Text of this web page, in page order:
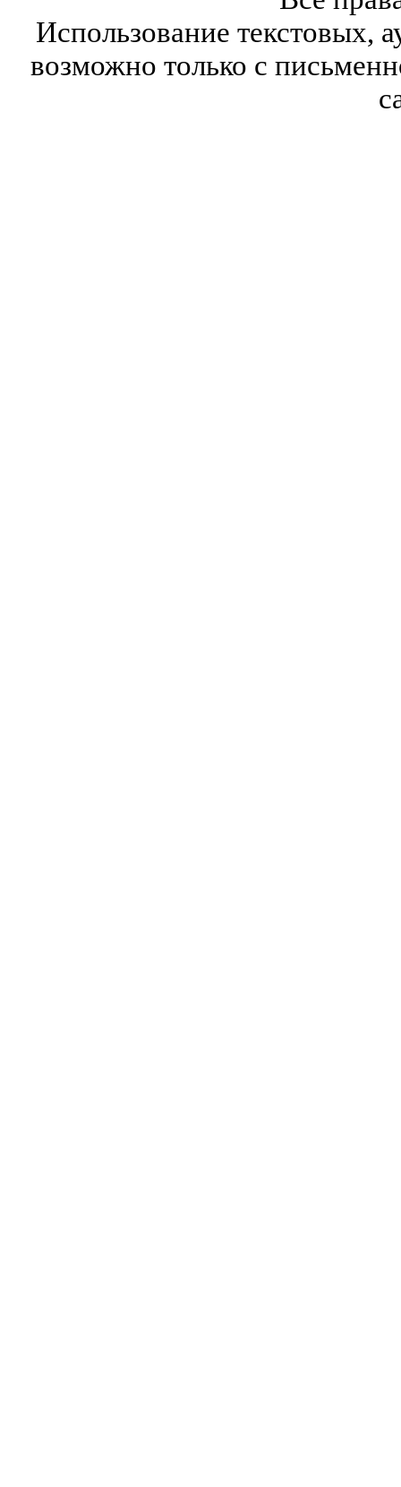
Использование текстовых,
возможно только с